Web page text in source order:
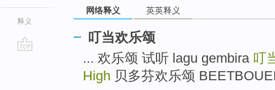
释义
网络释义 英英释义
叮当欢乐颂
... 欢乐颂 试听 lagu gembira 叮
High 贝多芬欢乐颂